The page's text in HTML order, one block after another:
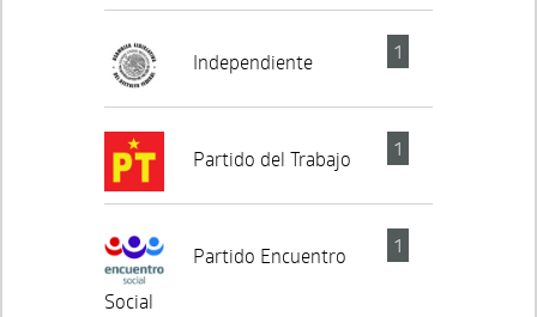
1
Independiente
1
Partido del Trabajo
1
Partido Encuentro
Social